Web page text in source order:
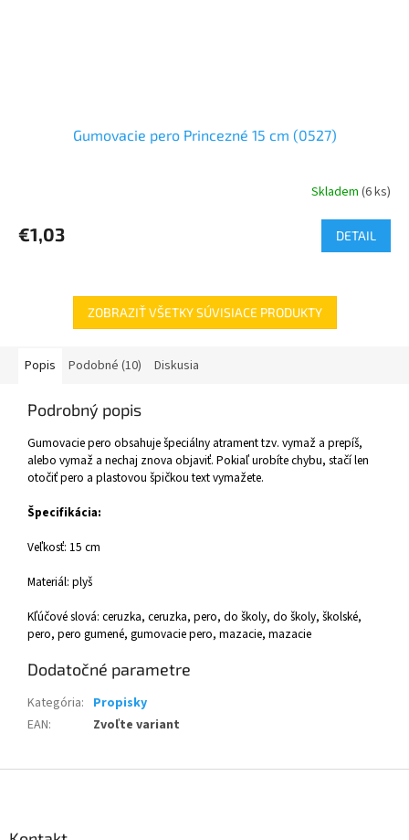
Gumovacie pero Princezné 15 cm (0527)
Skladem (6 ks)
€1,03 DETAIL
ZOBRAZIŤ VŠETKY SÚVISIACE PRODUKTY
Popis Podobné (10) Diskusia
Podrobný popis
Gumovacie pero obsahuje špeciálny atrament tzv. vymaž a prepíš,
alebo vymaž a nechaj znova objaviť. Pokiaľ urobíte chybu, stačí len
otočiť pero a plastovou špičkou text vymažete.
Špecifikácia:
Veľkosť: 15 cm
Materiál: plyš
Kľúčové slová: ceruzka, ceruzka, pero, do školy, do školy, školské,
pero, pero gumené, gumovacie pero, mazacie, mazacie
Dodatočné parametre
Kategória: Propisky
EAN: Zvoľte variant